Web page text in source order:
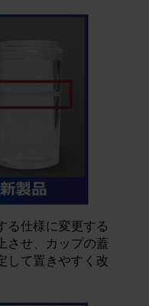
る仕様に変更する
させ、カップの蓋
して置きやすく改